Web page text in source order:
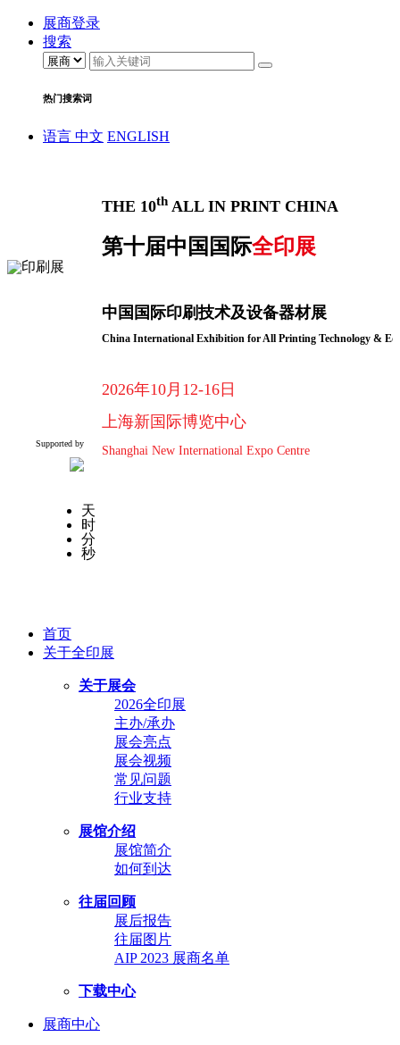
展商登录
搜索
热门搜索词
语言 中文 ENGLISH
THE 10th ALL IN PRINT CHINA
第十届中国国际全印展
中国国际印刷技术及设备器材展
China International Exhibition for All Printing Technology &
2026年10月12-16日
上海新国际博览中心
Shanghai New International Expo Centre
Supported by
天
时
分
秒
首页
关于全印展
关于展会
2026全印展
主办/承办
展会亮点
展会视频
常见问题
行业支持
展馆介绍
展馆简介
如何到达
往届回顾
展后报告
往届图片
AIP 2023 展商名单
下载中心
展商中心